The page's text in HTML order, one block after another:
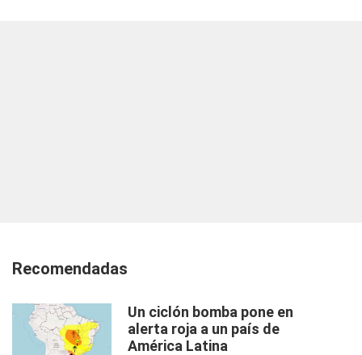
Recomendadas
Un ciclón bomba pone en
alerta roja a un país de
América Latina